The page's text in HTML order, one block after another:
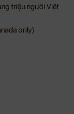
triệu người Việt
only)